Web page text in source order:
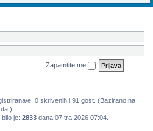
Zapamtite me
e, 0 skrivenih i 91 gost. (Bazirano na
je: 2833 dana 07 tra 2026 07:04.